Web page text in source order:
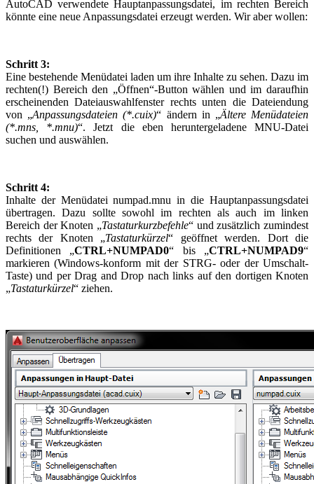
AutoCAD verwendete Hauptanpassungsdatei, im rechten Bereich
könnte eine neue Anpassungsdatei erzeugt werden. Wir aber wollen:
Schritt 3:
Eine bestehende Menüdatei laden um ihre Inhalte zu sehen. Dazu im
rechten(!) Bereich den „Öffnen“-Button wählen und im daraufhin
erscheinenden Dateiauswahlfenster rechts unten die Dateiendung
von „Anpassungsdateien (*.cuix)“ ändern in „Ältere Menüdateien
(*.mns, *.mnu)“. Jetzt die eben heruntergeladene MNU-Datei
suchen und auswählen.
Schritt 4:
Inhalte der Menüdatei numpad.mnu in die Hauptanpassungsdatei
übertragen. Dazu sollte sowohl im rechten als auch im linken
Bereich der Knoten „Tastaturkurzbefehle“ und zusätzlich zumindest
rechts der Knoten „Tastaturkürzel“ geöffnet werden. Dort die
Definitionen „CTRL+NUMPAD0“ bis „CTRL+NUMPAD9“
markieren (Windows-konform mit der STRG- oder der Umschalt-
Taste) und per Drag and Drop nach links auf den dortigen Knoten
„Tastaturkürzel“ ziehen.